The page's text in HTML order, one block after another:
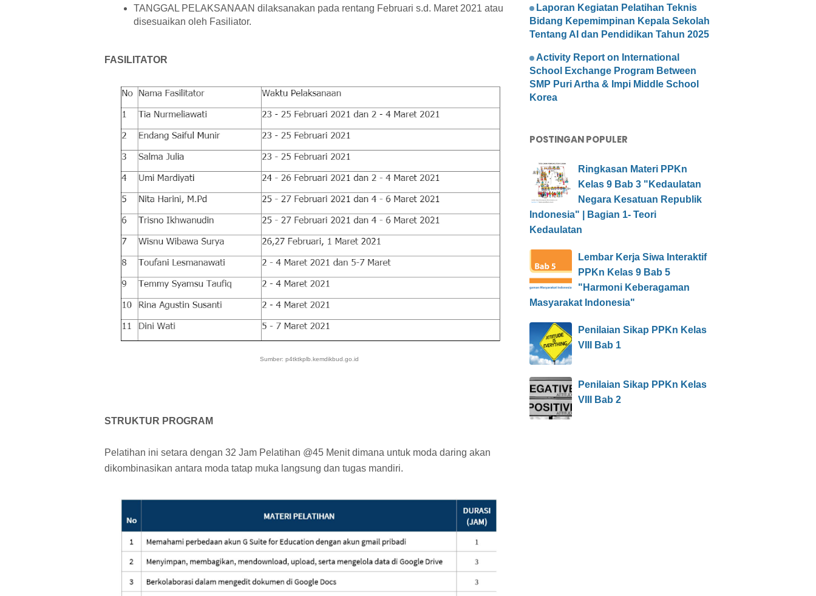
TANGGAL PELAKSANAAN dilaksanakan pada rentang Februari s.d. Maret 2021 atau
disesuaikan oleh Fasiliator.
FASILITATOR
Sumber: p4tktkplb.kemdikbud.go.id
STRUKTUR PROGRAM
Pelatihan ini setara dengan 32 Jam Pelatihan @45 Menit dimana untuk moda daring akan
dikombinasikan antara moda tatap muka langsung dan tugas mandiri.
Laporan Kegiatan Pelatihan Teknis
Bidang Kepemimpinan Kepala Sekolah
Tentang AI dan Pendidikan Tahun 2025
Activity Report on International
School Exchange Program Between
SMP Puri Artha & Impi Middle School
Korea
POSTINGAN POPULER
Ringkasan Materi PPKn
Kelas 9 Bab 3 "Kedaulatan
Negara Kesatuan Republik
Indonesia" | Bagian 1- Teori
Kedaulatan
Lembar Kerja Siwa Interaktif
PPKn Kelas 9 Bab 5
"Harmoni Keberagaman
Masyarakat Indonesia"
Penilaian Sikap PPKn Kelas
VIII Bab 1
Penilaian Sikap PPKn Kelas
VIII Bab 2